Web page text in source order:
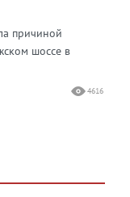
причиной
шоссе в
4616